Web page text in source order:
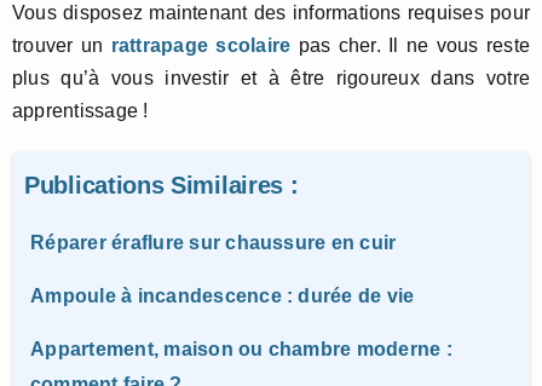
Vous disposez maintenant des informations requises pour
trouver un rattrapage scolaire pas cher. Il ne vous reste
plus qu’à vous investir et à être rigoureux dans votre
apprentissage !
Publications Similaires :
Réparer éraflure sur chaussure en cuir
Ampoule à incandescence : durée de vie
Appartement, maison ou chambre moderne :